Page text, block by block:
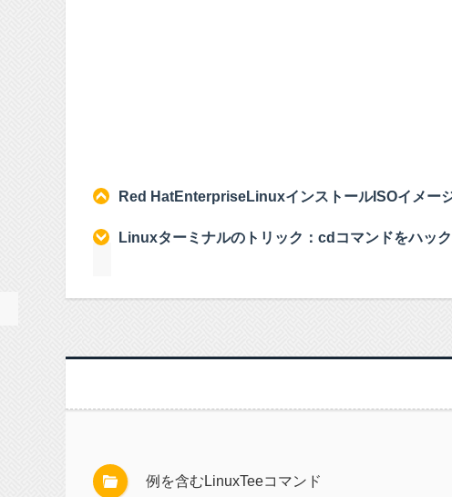
Red HatEnterpriseLinuxインストールISOイメー
Linuxターミナルのトリック：cdコマンドをハッ
例を含むLinuxTeeコマンド